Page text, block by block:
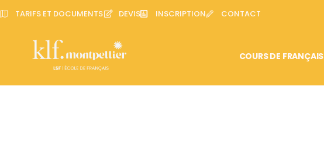
TARIFS ET DOCUMENTS DEVIS INSCRIPTION CONTACT
COURS DE FRANÇAIS